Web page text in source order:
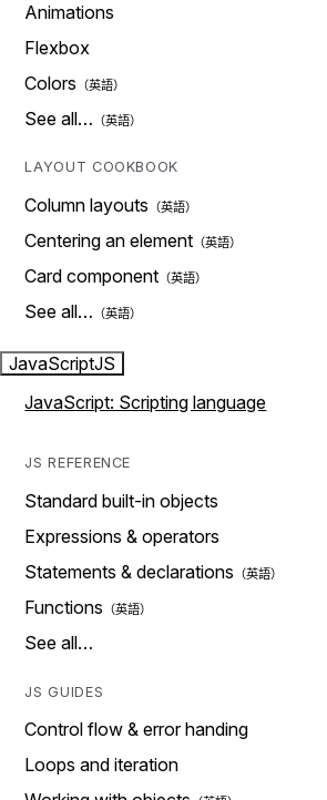
Animations
Flexbox
Colors
See all…
LAYOUT COOKBOOK
Column layouts
Centering an element
Card component
See all…
JavaScriptJS
JavaScript: Scripting language
JS REFERENCE
Standard built-in objects
Expressions & operators
Statements & declarations
Functions
See all…
JS GUIDES
Control flow & error handing
Loops and iteration